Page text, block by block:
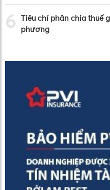
6 Tiêu chí phân chia thuế
phương